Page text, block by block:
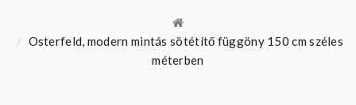
Osterfeld, modern mintás sötétítő függöny 150 cm széles
méterben